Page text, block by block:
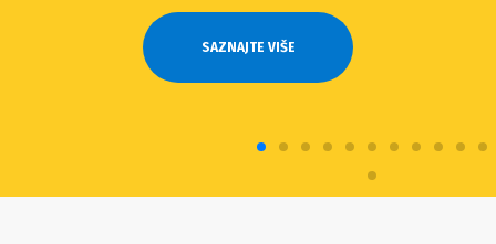
SAZNAJTE VIŠE